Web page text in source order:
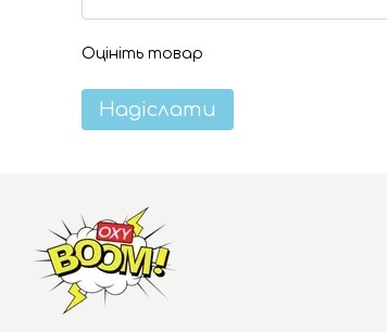
Оцініть товар
Надіслати